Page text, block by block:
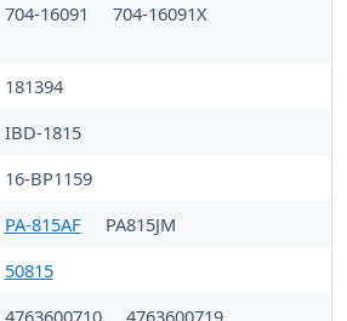
704-16091 704-16091X
181394
IBD-1815
16-BP1159
PA-815AF
PA815JM
50815